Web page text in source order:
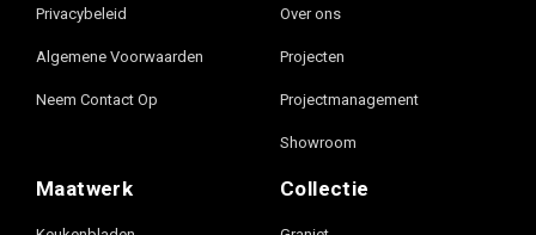
Privacybeleid
Algemene Voorwaarden
Neem Contact Op
Over ons
Projecten
Projectmanagement
Showroom
Maatwerk Collectie